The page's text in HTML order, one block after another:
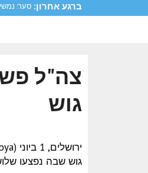
ברגע אחרון: סער:
צה"ל
גוש
גוש שבה נפצעו